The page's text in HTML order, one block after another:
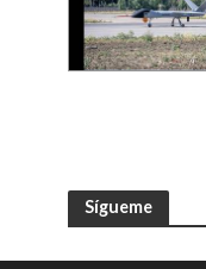
Sígueme